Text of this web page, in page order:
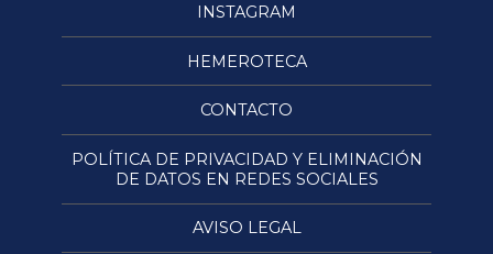
INSTAGRAM
HEMEROTECA
CONTACTO
POLÍTICA DE PRIVACIDAD Y ELIMINACIÓN
DE DATOS EN REDES SOCIALES
AVISO LEGAL